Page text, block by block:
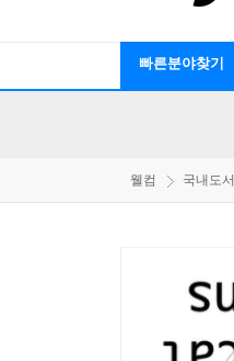
빠른분야찾기
웰컴 국내도서